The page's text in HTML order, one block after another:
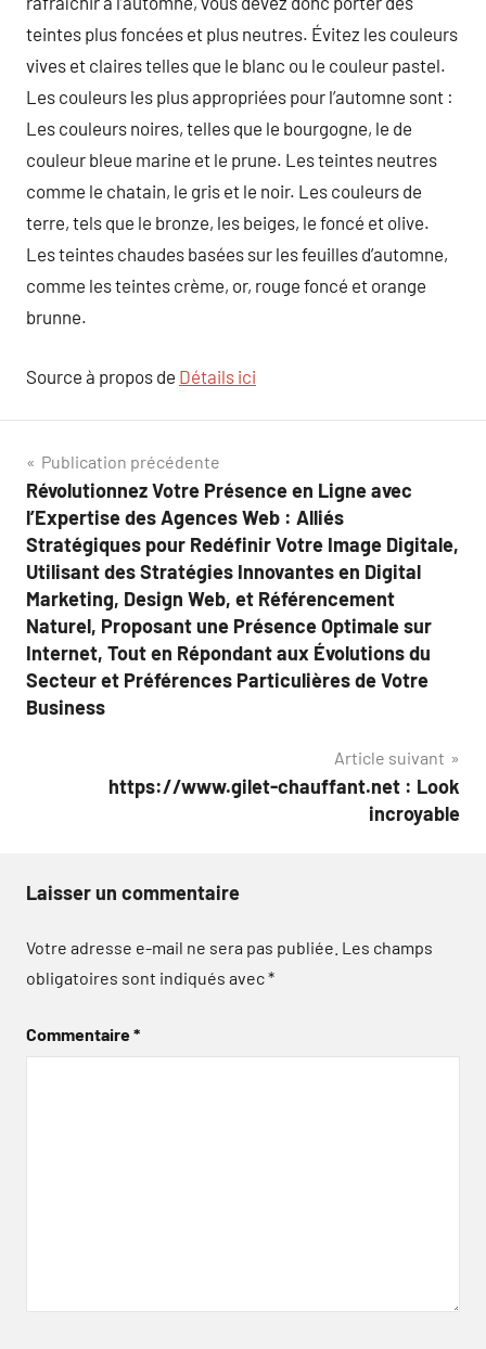
teintes plus foncées et plus neutres. Évitez les couleurs
vives et claires telles que le blanc ou le couleur pastel.
Les couleurs les plus appropriées pour l’automne sont :
Les couleurs noires, telles que le bourgogne, le de
couleur bleue marine et le prune. Les teintes neutres
comme le chatain, le gris et le noir. Les couleurs de
terre, tels que le bronze, les beiges, le foncé et olive.
Les teintes chaudes basées sur les feuilles d’automne,
comme les teintes crème, or, rouge foncé et orange
brunne.
Source à propos de Détails ici
Navigation
de
l’article
Publication précédente
Révolutionnez Votre Présence en Ligne avec
l’Expertise des Agences Web : Alliés
Stratégiques pour Redéfinir Votre Image Digitale,
Utilisant des Stratégies Innovantes en Digital
Marketing, Design Web, et Référencement
Naturel, Proposant une Présence Optimale sur
Internet, Tout en Répondant aux Évolutions du
Secteur et Préférences Particulières de Votre
Business
Article suivant
https://www.gilet-chauffant.net : Look
incroyable
Laisser un commentaire
Votre adresse e-mail ne sera pas publiée. Les champs
obligatoires sont indiqués avec*
Commentaire*